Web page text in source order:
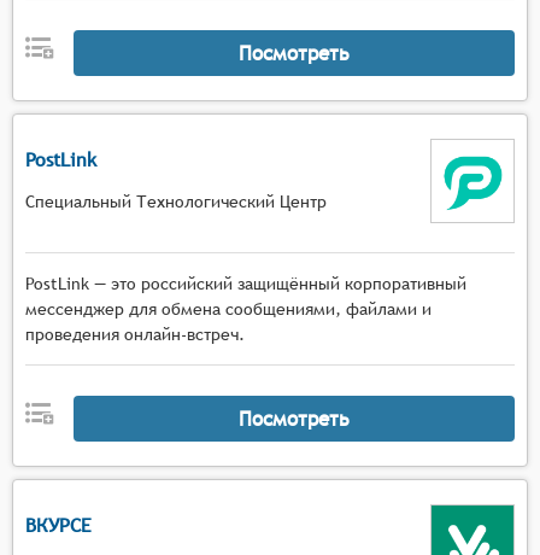
Посмотреть
PostLink
Специальный Технологический Центр
PostLink — это российский защищённый корпоративный
мессенджер для обмена сообщениями, файлами и
проведения онлайн-встреч.
Посмотреть
ВКУРСЕ